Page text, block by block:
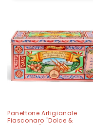
Panettone Artigianale
Fiasconaro "Dolce &